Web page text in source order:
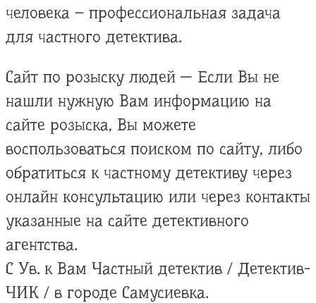
человека – профессиональная задача
для частного детектива.
Сайт по розыску людей — Если Вы не
нашли нужную Вам информацию на
сайте розыска, Вы можете
воспользоваться поиском по сайту, либо
обратиться к частному детективу через
онлайн консультацию или через контакты
указанные на сайте детективного
агентства.
С Ув. к Вам Частный детектив / Детектив-
ЧИК / в городе Самусиевка.